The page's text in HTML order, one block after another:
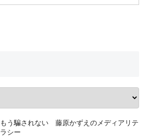
もう騙されない 藤原かずえのメディアリテ
ラシー